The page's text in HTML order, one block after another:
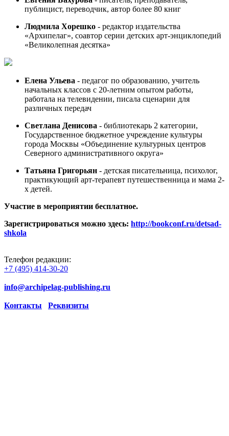
публицист, переводчик, автор более 80 книг
Людмила Хорешко - редактор издательства
«Архипелаг», соавтор серии детских арт-энциклопедий
«Великолепная десятка»
Елена Ульева - педагог по образованию, учитель
начальных классов с 20-летним опытом работы,
работала на телевидении, писала сценарии для
различных передач
Светлана Денисова - библиотекарь 2 категории,
Государственное бюджетное учреждение культуры
города Москвы «Объединение культурных центров
Северного административного округа»
Татьяна Григорьян - детская писательница, психолог,
практикующий арт-терапевт путешественница и мама 2-
х детей.
Участие в мероприятии бесплатное.
Зарегистрироваться можно здесь: http://bookconf.ru/detsad-
shkola
Телефон редакции:
+7 (495) 414-30-20
info@archipelag-publishing.ru
Контакты Реквизиты